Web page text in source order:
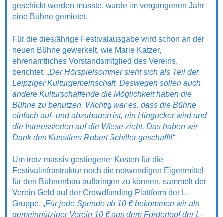
geschickt werden musste, wurde im vergangenen Jahr
eine Bühne gemietet.
Für die diesjährige Festivalausgabe wird schon an der
neuen Bühne gewerkelt, wie Marie Katzer,
ehrenamtliches Vorstandsmitglied des Vereins,
berichtet:„Der Hörspielsommer sieht sich als Teil der
Leipziger Kulturgemeinschaft. Deswegen sollen auch
andere Kulturschaffende die Möglichkeit haben die
Bühne zu benutzen. Wichtig war es, dass die Bühne
einfach auf- und abzubauen ist, ein Hingucker wird und
die Interessierten auf die Wiese zieht. Das haben wir
Dank des Künstlers Robert Schiller geschafft!“
Um trotz massiv gestiegener Kosten für die
Festivalinfrastruktur noch die notwendigen Eigenmittel
für den Bühnenbau aufbringen zu können, sammelt der
Verein Geld auf der Crowdfunding-Plattform der L-
Gruppe.„Für jede Spende ab 10 € bekommen wir als
gemeinnütziger Verein 10 € aus dem Fördertopf der L-